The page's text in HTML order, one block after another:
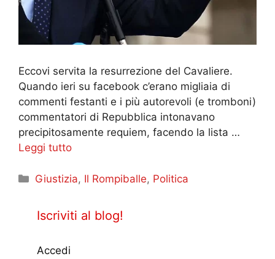
Eccovi servita la resurrezione del Cavaliere.
Quando ieri su facebook c’erano migliaia di
commenti festanti e i più autorevoli (e tromboni)
commentatori di Repubblica intonavano
precipitosamente requiem, facendo la lista …
Leggi tutto
Categorie
Giustizia, Il Rompiballe, Politica
Iscriviti al blog!
Accedi